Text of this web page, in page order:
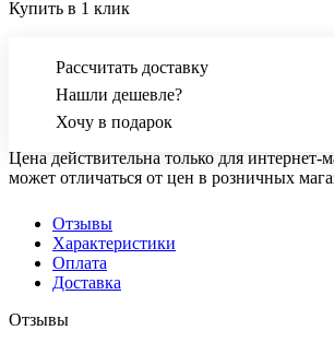
Купить в 1 клик
Рассчитать доставку
Нашли дешевле?
Хочу в подарок
Цена действительна только для интернет-
может отличаться от цен в розничных
Отзывы
Характеристики
Оплата
Доставка
Отзывы